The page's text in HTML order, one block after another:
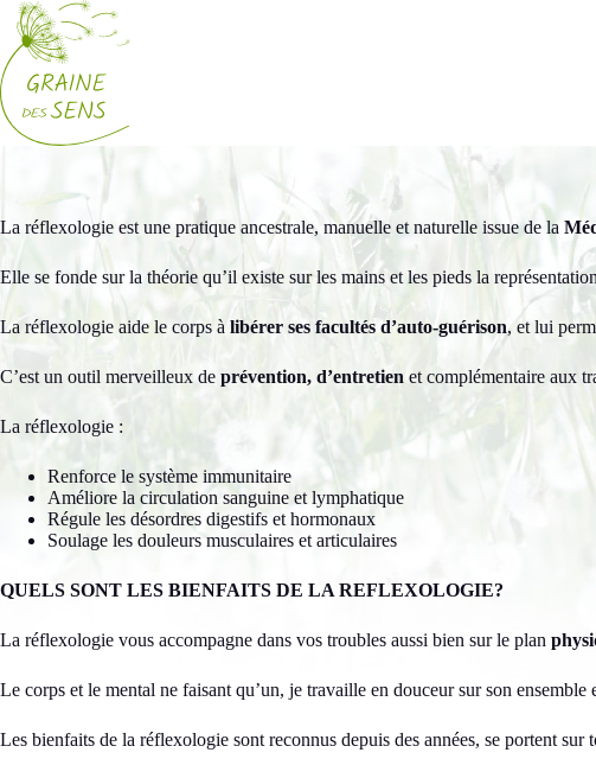
Passer
contenu
La réflexologie est une pratique ancestrale, manuelle et naturelle issue de la
Elle se fonde sur la théorie qu’il existe sur les mains et les pieds la
La réflexologie aide le corps à libérer ses facultés d’auto-guérison, et lui
C’est un outil merveilleux de prévention, d’entretien et complémentaire aux
La réflexologie :
Renforce le système immunitaire
Améliore la circulation sanguine et lymphatique
Régule les désordres digestifs et hormonaux
Soulage les douleurs musculaires et articulaires
QUELS SONT LES BIENFAITS DE LA REFLEXOLOGIE?
La réflexologie vous accompagne dans vos troubles aussi bien sur le plan
Le corps et le mental ne faisant qu’un, je travaille en douceur sur son
Les bienfaits de la réflexologie sont reconnus depuis des années, se portent sur